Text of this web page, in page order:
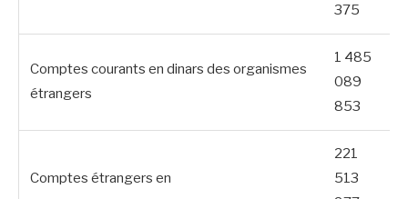
375
Comptes courants en dinars des organismes
étrangers
1 485
089
853
Comptes étrangers en
221
513